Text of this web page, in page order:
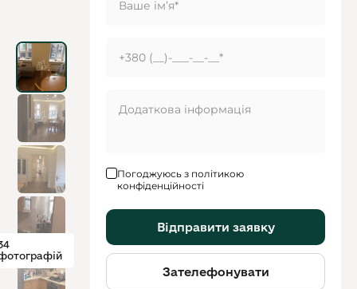
Погоджуюсь з політикою
конфіденційності
Відправити заявку
Зателефонувати